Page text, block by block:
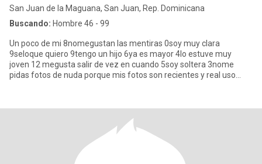
San Juan de la Maguana, San Juan, Rep. Dominicana
Buscando: Hombre 46 - 99
Un poco de mi 8nomegustan las mentiras 0soy muy clara
9seloque quiero 9tengo un hijo 6ya es mayor 4lo estuve muy
joven 12 megusta salir de vez en cuando 5soy soltera 3nome
pidas fotos de nuda porque mis fotos son recientes y real uso